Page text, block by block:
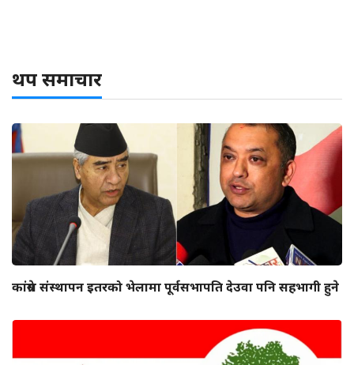
थप समाचार
कांग्रेस संस्थापन इतरको भेलामा पूर्वसभापति देउवा पनि सहभागी हुने